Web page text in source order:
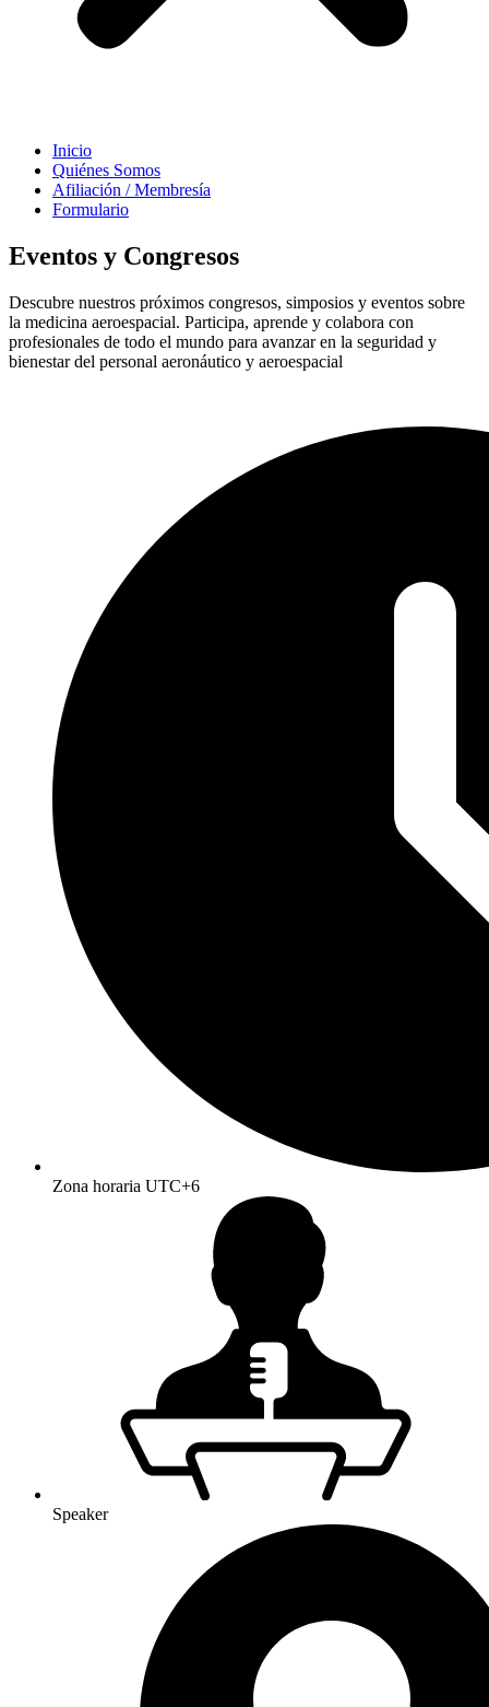
Inicio
Quiénes Somos
Afiliación / Membresía
Formulario
Eventos y Congresos
Descubre nuestros próximos congresos, simposios y eventos sobre
la medicina aeroespacial. Participa, aprende y colabora con
profesionales de todo el mundo para avanzar en la seguridad y
bienestar del personal aeronáutico y aeroespacial
Zona horaria UTC+6
Speaker